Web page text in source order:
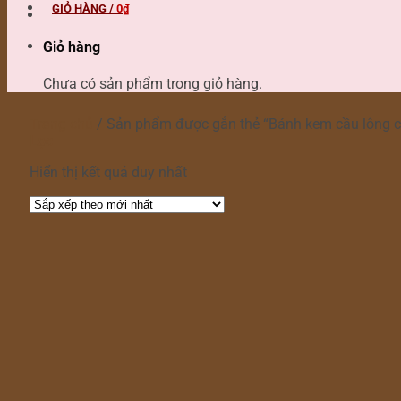
GIỎ HÀNG / 0₫
Giỏ hàng
Chưa có sản phẩm trong giỏ hàng.
/ Sản phẩm được gắn thẻ “Bánh kem cầu lông
Hiển thị kết quả duy nhất